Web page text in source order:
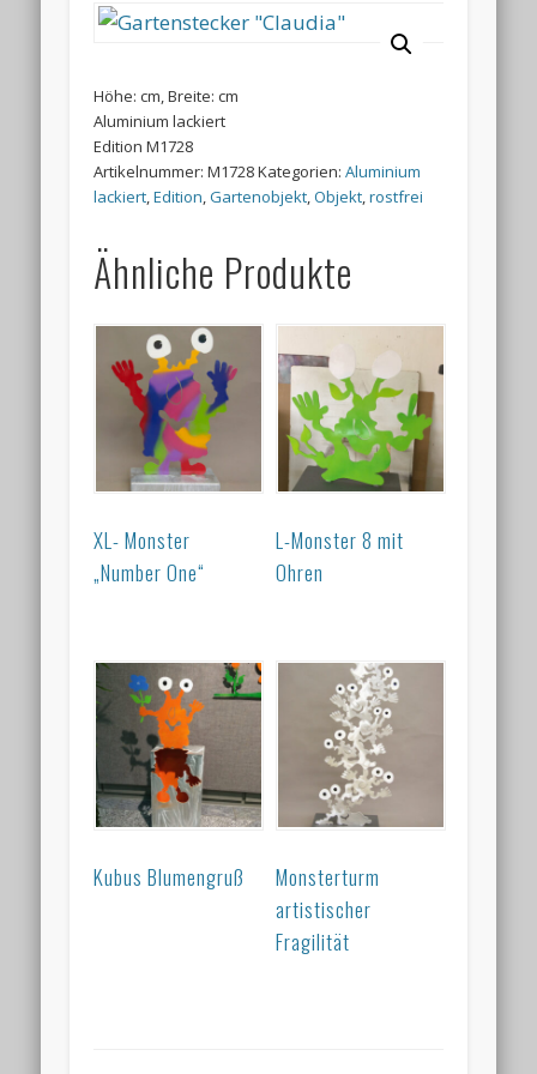
Höhe: cm, Breite: cm
Aluminium lackiert
Edition M1728
Artikelnummer:M1728Kategorien:Aluminium
lackiert,Edition,Gartenobjekt,Objekt,rostfrei
Ähnliche Produkte
XL- Monster
„Number One“
L-Monster 8 mit
Ohren
Kubus Blumengruß
Monsterturm
artistischer
Fragilität